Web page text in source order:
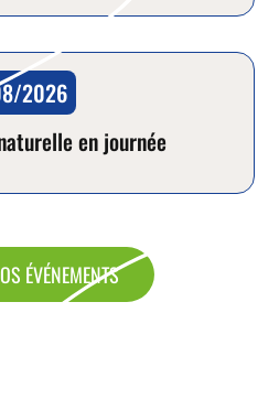
2026
en journée
ÉVÉNEMENTS